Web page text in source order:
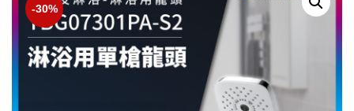
王 )
-30%